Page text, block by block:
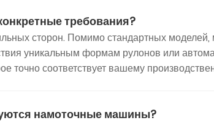
требования?
сторон. Помимо стандартных
уникальным формам рулонов или
точно соответствует вашему
намоточные машины?